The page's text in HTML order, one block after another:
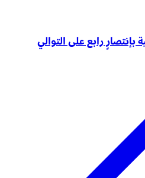
بإنتصارٍ رابع على التوالي